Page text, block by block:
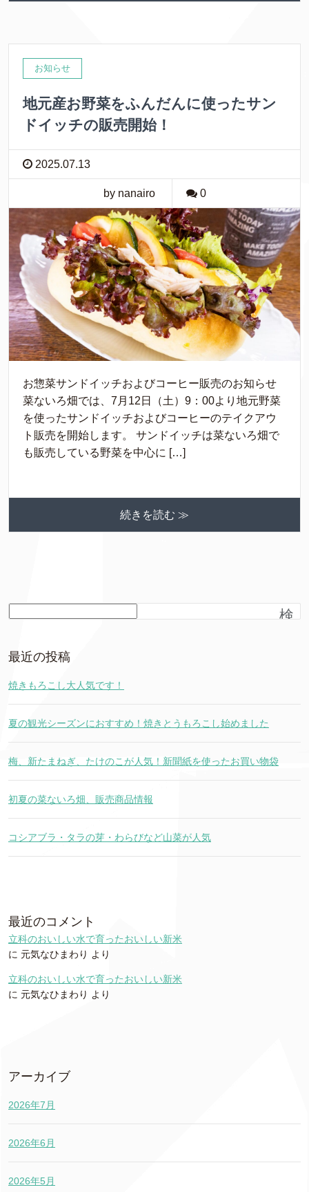
お知らせ
地元産お野菜をふんだんに使ったサン
ドイッチの販売開始！
2025.07.13
by nanairo 0
お惣菜サンドイッチおよびコーヒー販売のお知らせ
菜ないろ畑では、7月12日（土）9：00より地元野菜
を使ったサンドイッチおよびコーヒーのテイクアウ
ト販売を開始します。 サンドイッチは菜ないろ畑で
も販売している野菜を中心に […]
続きを読む ≫
検
最近の投稿
焼きもろこし大人気です！
夏の観光シーズンにおすすめ！焼きとうもろこし始めました
梅、新たまねぎ、たけのこが人気！新聞紙を使ったお買い物袋
初夏の菜ないろ畑、販売商品情報
コシアブラ・タラの芽・わらびなど山菜が人気
最近のコメント
立科のおいしい水で育ったおいしい新米
に 元気なひまわり より
立科のおいしい水で育ったおいしい新米
に 元気なひまわり より
アーカイブ
2026年7月
2026年6月
2026年5月